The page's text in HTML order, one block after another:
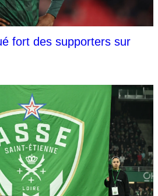
fort des supporters sur